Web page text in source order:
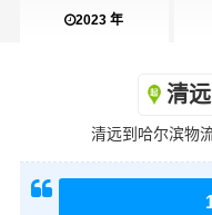
2023 年
清远
清远到哈尔滨物